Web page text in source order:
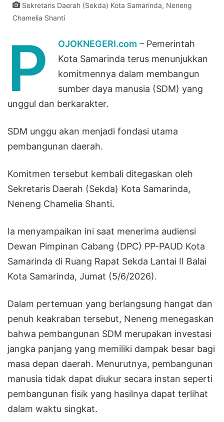
Sekretaris Daerah (Sekda) Kota Samarinda, Neneng
Chamelia Shanti
P OJOKNEGERI.com – Pemerintah
Kota Samarinda terus menunjukkan
komitmennya dalam membangun
sumber daya manusia (SDM) yang
unggul dan berkarakter.
SDM unggu akan menjadi fondasi utama
pembangunan daerah.
Komitmen tersebut kembali ditegaskan oleh
Sekretaris Daerah (Sekda) Kota Samarinda,
Neneng Chamelia Shanti.
Ia menyampaikan ini saat menerima audiensi
Dewan Pimpinan Cabang (DPC) PP-PAUD Kota
Samarinda di Ruang Rapat Sekda Lantai II Balai
Kota Samarinda, Jumat (5/6/2026).
Dalam pertemuan yang berlangsung hangat dan
penuh keakraban tersebut, Neneng menegaskan
bahwa pembangunan SDM merupakan investasi
jangka panjang yang memiliki dampak besar bagi
masa depan daerah. Menurutnya, pembangunan
manusia tidak dapat diukur secara instan seperti
pembangunan fisik yang hasilnya dapat terlihat
dalam waktu singkat.